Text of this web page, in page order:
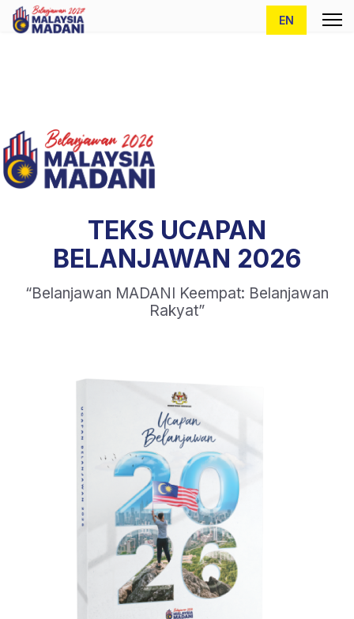
Pilih bahasa
EN
TEKS UCAPAN
BELANJAWAN 2026
“Belanjawan MADANI Keempat: Belanjawan
Rakyat”